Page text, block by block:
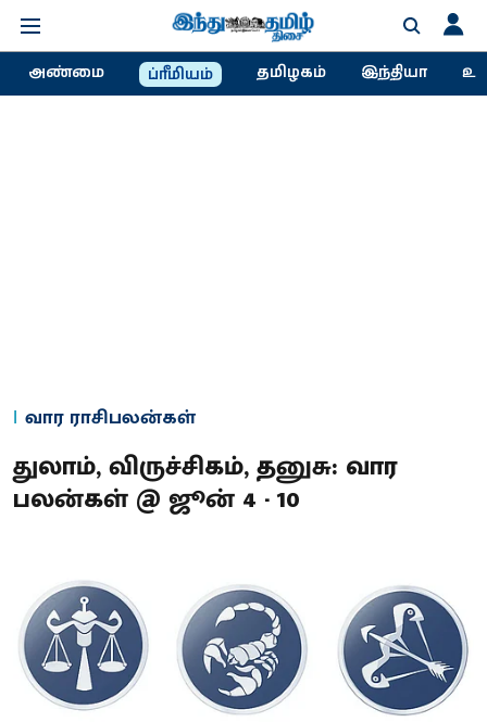
அண்மை ப்ரீமியம் தமிழகம் இந்தியா
வார ராசிபலன்கள்
துலாம், விருச்சிகம், தனுசு: வார
பலன்கள் @ ஜூன் 4 - 10